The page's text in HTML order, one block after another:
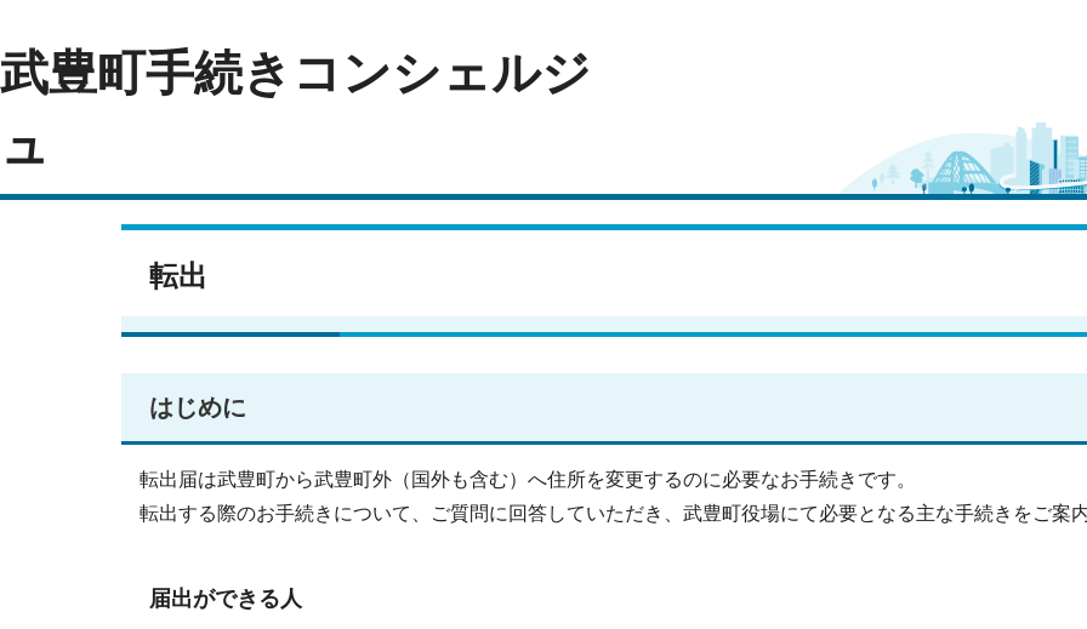
武豊町手続きコンシェルジ
ュ
転出
はじめに
転出届は武豊町から武豊町外（国外も含む）へ住所を変更するのに必要なお手続きです。
転出する際のお手続きについて、ご質問に回答していただき、武豊町役場にて必要となる主な手続きをご案内
届出ができる人